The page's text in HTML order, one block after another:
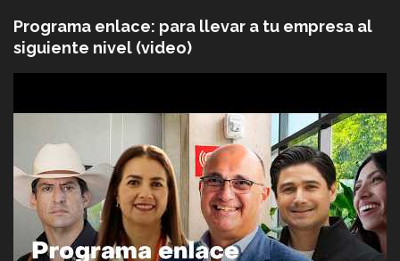
Programa enlace: para llevar a tu empresa al
siguiente nivel (video)